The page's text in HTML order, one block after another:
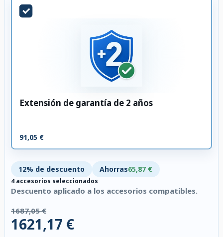
Extensión de garantía de 2 años
91,05 €
12% de descuento Ahorras65,87 €
4 accesorios seleccionados
Descuento aplicado a los accesorios compatibles.
1687,05 €
1621,17 €